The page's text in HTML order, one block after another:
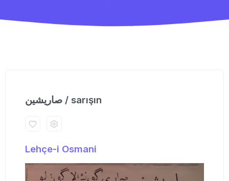
صاریشین / sarışın
Lehçe-i Osmani